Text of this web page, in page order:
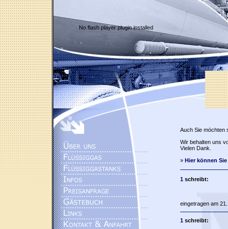
No flash player plugin installed
Auch Sie möchten
Wir behalten uns
Vielen Dank.
» Hier können
1schreibt:
eingetragen am
1schreibt: